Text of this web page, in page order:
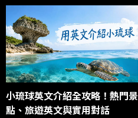
小琉球英文介紹全攻略！熱門景
點、旅遊英文與實用對話